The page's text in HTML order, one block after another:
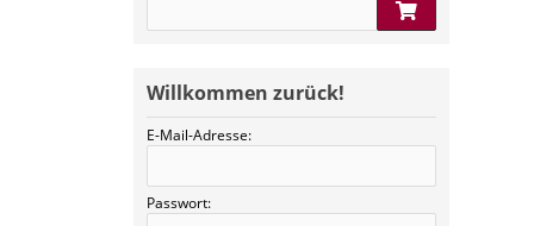
Willkommen zurück!
E-Mail-Adresse:
Passwort: